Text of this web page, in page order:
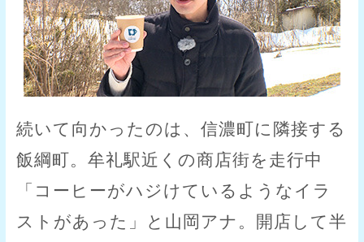
続いて向かったのは、信濃町に隣接する
飯綱町。牟礼駅近くの商店街を走行中
「コーヒーがハジけているようなイラ
ストがあった」と山岡アナ。開店して半